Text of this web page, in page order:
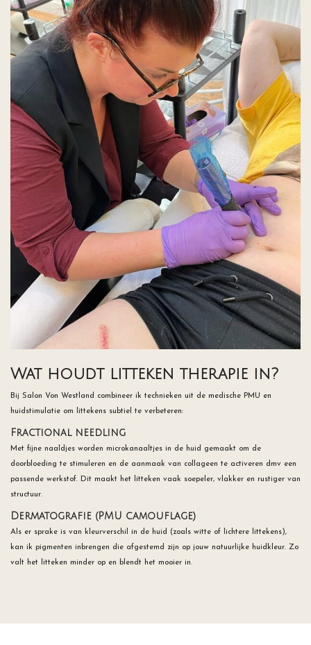
Wat houdt litteken therapie in?
Bij Salon Von Westland combineer ik technieken uit de medische PMU en
huidstimulatie om littekens subtiel te verbeteren:
Fractional needling
Met fijne naaldjes worden microkanaaltjes in de huid gemaakt om de
doorbloeding te stimuleren en de aanmaak van collageen te activeren dmv een
passende werkstof. Dit maakt het litteken vaak soepeler, vlakker en rustiger van
structuur.
Dermatografie (PMU camouflage)
Als er sprake is van kleurverschil in de huid (zoals witte of lichtere littekens),
kan ik pigmenten inbrengen die afgestemd zijn op jouw natuurlijke huidkleur. Zo
valt het litteken minder op en blendt het mooier in.